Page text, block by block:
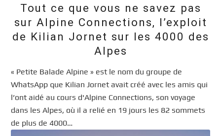
Tout ce que vous ne savez pas
sur Alpine Connections, l’exploit
de Kilian Jornet sur les 4000 des
Alpes
« Petite Balade Alpine » est le nom du groupe de
WhatsApp que Kilian Jornet avait créé avec les amis qui
l’ont aidé au cours d'Alpine Connections, son voyage
dans les Alpes, où il a relié en 19 jours les 82 sommets
de plus de 4000…